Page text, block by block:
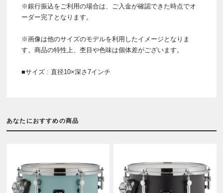
※銀行振込をご利用の場合は、ご入金が確認できた時点でオ
ーダー完了となります。
※画像は他のサイズのモデルを利用したイメージとなりま
す。商品の特性上、杢目や色味は個体差がございます。
■サイズ : 直径10×深さ7インチ
あなたにおすすめの商品